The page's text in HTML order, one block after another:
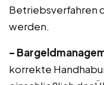
Betriebsverfahren
werden.
–
korrekte